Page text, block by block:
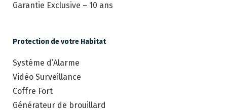
Garantie Exclusive – 10 ans
Protection de votre Habitat
Système d’Alarme
Vidéo Surveillance
Coffre Fort
Générateur de brouillard